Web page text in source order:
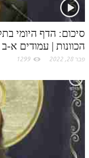
סיכום: הדף היומי
הכוונות | עמודים א-ב
פבר 28, 2022 1299